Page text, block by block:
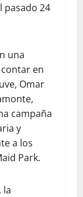
pasado 24
una
en
Omar
campaña
y
a los
Park.
la